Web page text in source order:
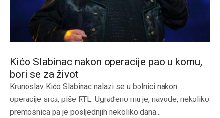
Kićo Slabinac nakon operacije pao u komu,
bori se za život
Krunoslav Kićo Slabinac nalazi se u bolnici nakon
operacije srca, piše RTL. Ugrađeno mu je, navode, nekoliko
premosnica pa je posljednjih nekoliko dana...